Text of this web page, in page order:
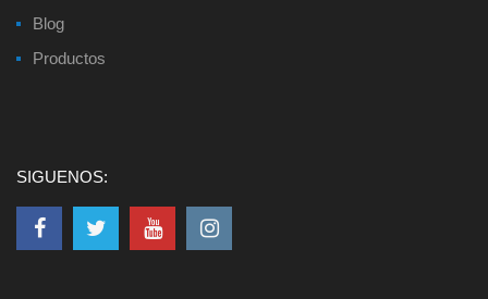
Blog
Productos
SIGUENOS: